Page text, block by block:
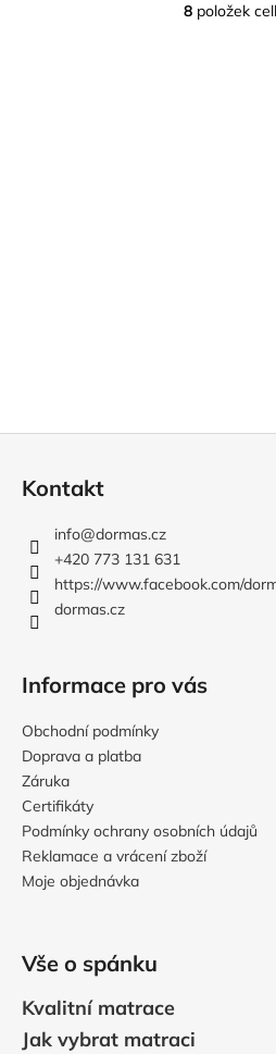
O
s
8 položek
Kontakt
info@dormas.cz
+420 773 131 631
https://www.facebook.com/
dormas.cz
Informace pro vás
Obchodní podmínky
Doprava a platba
Záruka
Certifikáty
Podmínky ochrany osobních údajů
Reklamace a vrácení zboží
Moje objednávka
Vše o spánku
Kvalitní matrace
Jak vybrat matraci